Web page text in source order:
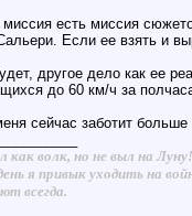
миссия есть миссия
Если ее взять и
другое дело как ее
до 60 км/ч за
сейчас заботит больше
как волк, но не выл на Луну!
я привык уходить на
всегда.